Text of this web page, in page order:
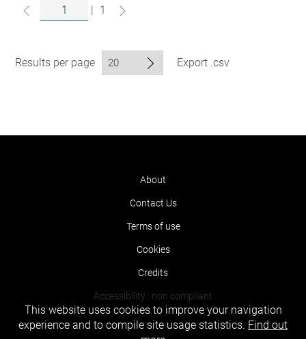
1
Results per page Export .csv
About
Contact Us
Terms of use
Cookies
Credits
Accessibility : non compliant
This website uses cookies to improve your navigation
experience and to compile site usage statistics. Find out